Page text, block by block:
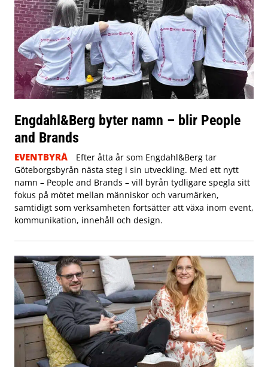
Engdahl&Berg byter namn – blir People
and Brands
EVENTBYRÅ
Efter åtta år som Engdahl&Berg tar
Göteborgsbyrån nästa steg i sin utveckling. Med ett nytt
namn – People and Brands – vill byrån tydligare spegla sitt
fokus på mötet mellan människor och varumärken,
samtidigt som verksamheten fortsätter att växa inom event,
kommunikation, innehåll och design.